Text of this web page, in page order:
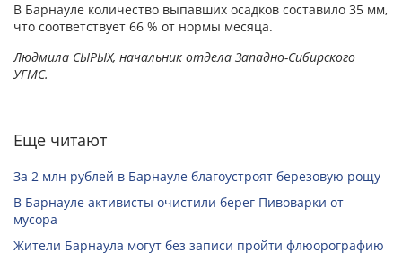
В Барнауле количество выпавших осадков составило 35 мм,
что соответствует 66 % от нормы месяца.
Людмила СЫРЫХ, начальник отдела Западно-Сибирского
УГМС.
Еще читают
За 2 млн рублей в Барнауле благоустроят березовую рощу
В Барнауле активисты очистили берег Пивоварки от
мусора
Жители Барнаула могут без записи пройти флюорографию